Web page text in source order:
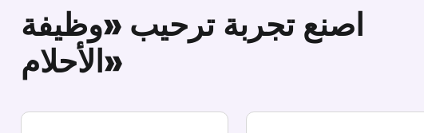
اصنع تجربة ترحيب «وظيفة
الأحلام»